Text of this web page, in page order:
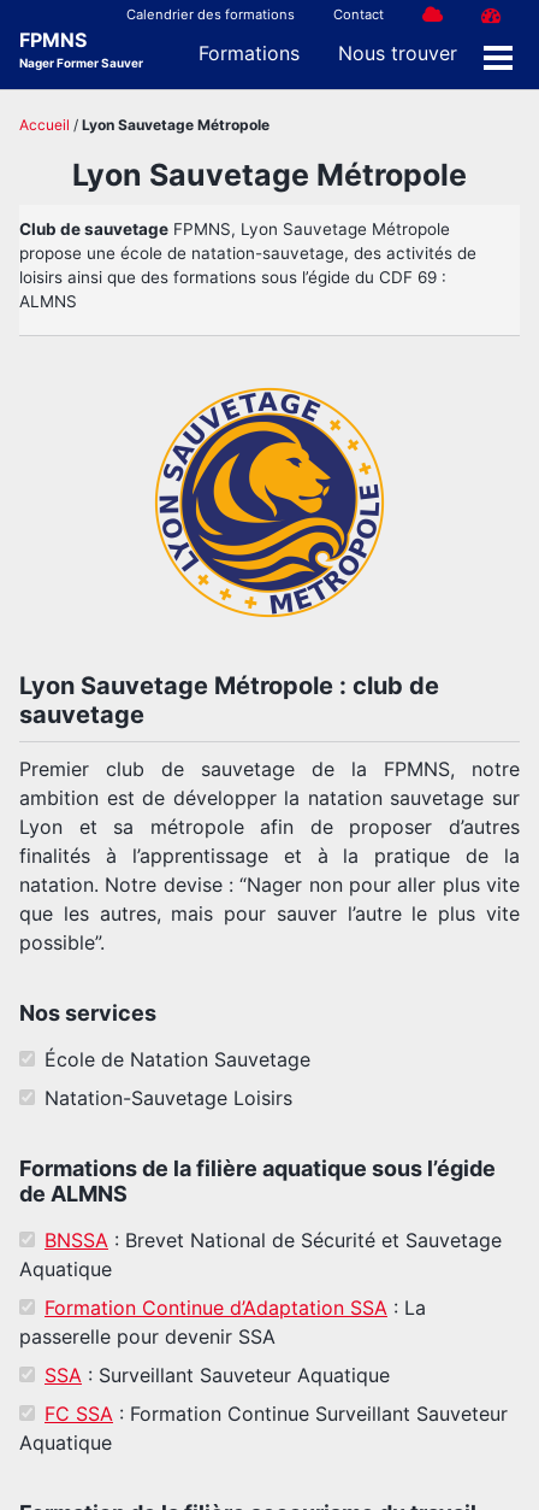
primary
content
footer
Calendrier des formations Contact
FPMNS
Nager Former Sauver Formations Nous trouver
Accueil / Lyon Sauvetage Métropole
Lyon Sauvetage Métropole
Club de sauvetage FPMNS, Lyon Sauvetage Métropole
propose une école de natation-sauvetage, des activités de
loisirs ainsi que des formations sous l’égide du CDF 69 :
ALMNS
Lyon Sauvetage Métropole : club de
sauvetage
Premier club de sauvetage de la FPMNS, notre
ambition est de développer la natation sauvetage sur
Lyon et sa métropole afin de proposer d’autres
finalités à l’apprentissage et à la pratique de la
natation. Notre devise : “Nager non pour aller plus vite
que les autres, mais pour sauver l’autre le plus vite
possible”.
Nos services
École de Natation Sauvetage
Natation-Sauvetage Loisirs
Formations de la filière aquatique sous l’égide
de ALMNS
BNSSA : Brevet National de Sécurité et Sauvetage
Aquatique
Formation Continue d’Adaptation SSA : La
passerelle pour devenir SSA
SSA : Surveillant Sauveteur Aquatique
FC SSA : Formation Continue Surveillant Sauveteur
Aquatique